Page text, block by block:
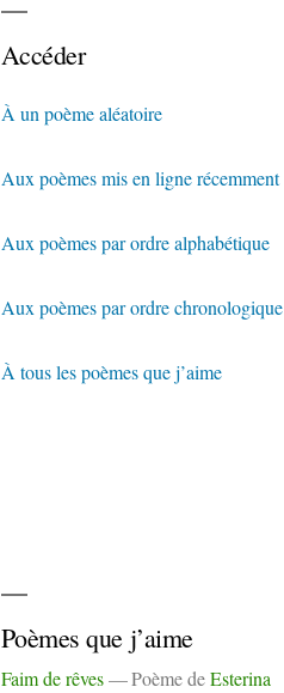
Accéder
À un poème aléatoire
Aux poèmes mis en ligne récemment
Aux poèmes par ordre alphabétique
Aux poèmes par ordre chronologique
À tous les poèmes que j’aime
Poèmes que j’aime
Faim de rêves Poème deEsterina